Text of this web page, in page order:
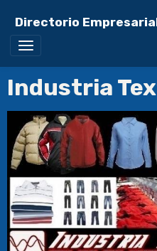
Directorio
Industria